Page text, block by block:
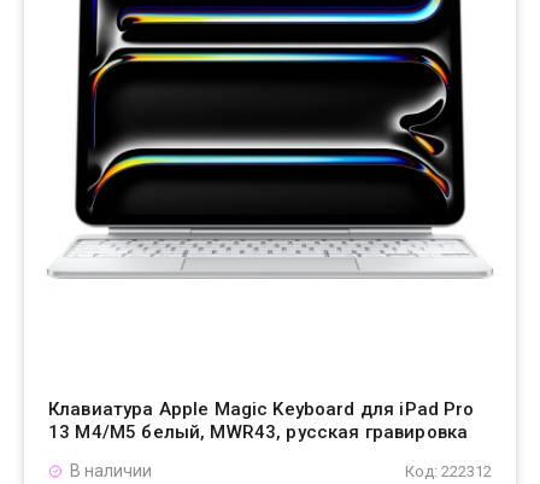
Клавиатура Apple Magic Keyboard для iPad Pro
13 M4/M5 белый, MWR43, русская гравировка
Код: 222312
В наличии